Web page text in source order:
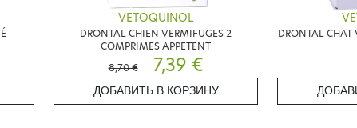
VETOQUINOL
DRONTAL CHIEN VERMIFUGES 2
COMPRIMES APPETENT
8,70 €
7,39 €
ДОБАВИТЬ В КОРЗИНУ
DRONTAL CHAT